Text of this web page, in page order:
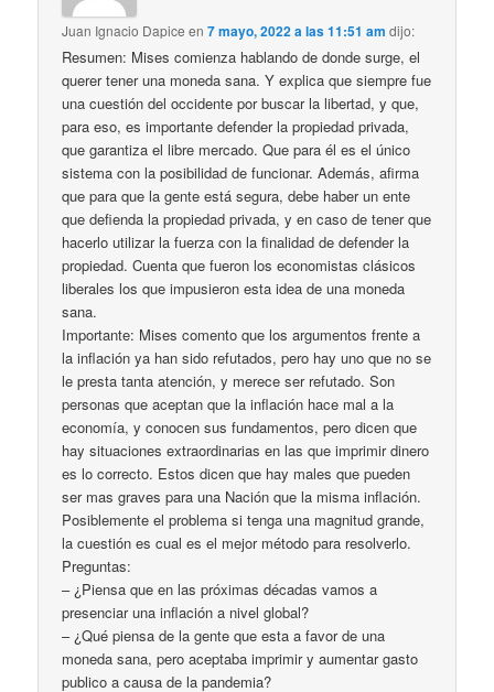
Juan Ignacio Dapice en7 mayo, 2022 a las 11:51 am dijo:
Resumen: Mises comienza hablando de donde surge, el
querer tener una moneda sana. Y explica que siempre fue
una cuestión del occidente por buscar la libertad, y que,
para eso, es importante defender la propiedad privada,
que garantiza el libre mercado. Que para él es el único
sistema con la posibilidad de funcionar. Además, afirma
que para que la gente está segura, debe haber un ente
que defienda la propiedad privada, y en caso de tener que
hacerlo utilizar la fuerza con la finalidad de defender la
propiedad. Cuenta que fueron los economistas clásicos
liberales los que impusieron esta idea de una moneda
sana.
Importante: Mises comento que los argumentos frente a
la inflación ya han sido refutados, pero hay uno que no se
le presta tanta atención, y merece ser refutado. Son
personas que aceptan que la inflación hace mal a la
economía, y conocen sus fundamentos, pero dicen que
hay situaciones extraordinarias en las que imprimir dinero
es lo correcto. Estos dicen que hay males que pueden
ser mas graves para una Nación que la misma inflación.
Posiblemente el problema si tenga una magnitud grande,
la cuestión es cual es el mejor método para resolverlo.
Preguntas:
– ¿Piensa que en las próximas décadas vamos a
presenciar una inflación a nivel global?
– ¿Qué piensa de la gente que esta a favor de una
moneda sana, pero aceptaba imprimir y aumentar gasto
publico a causa de la pandemia?